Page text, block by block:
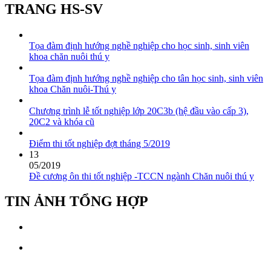
TRANG HS-SV
Tọa đàm định hướng nghề nghiệp cho học sinh, sinh viên
khoa chăn nuôi thú y
Tọa đàm định hướng nghề nghiệp cho tân học sinh, sinh viên
khoa Chăn nuôi-Thú y
Chương trình lễ tốt nghiệp lớp 20C3b (hệ đầu vào cấp 3),
20C2 và khóa cũ
Điểm thi tốt nghiệp đợt tháng 5/2019
13
05/2019
Đề cương ôn thi tốt nghiệp -TCCN ngành Chăn nuôi thú y
TIN ẢNH TỔNG HỢP